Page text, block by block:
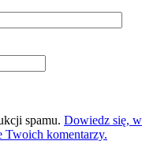
spamu. Dowiedz się, w
Twoich komentarzy.